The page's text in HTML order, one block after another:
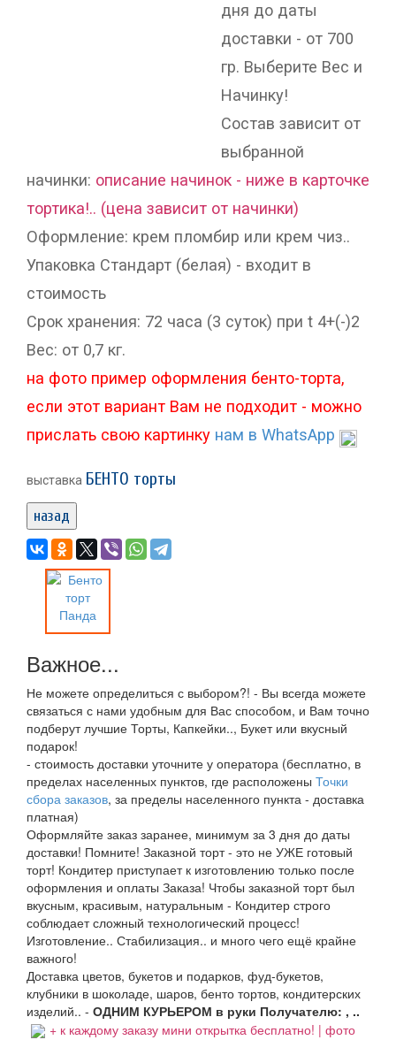
дня до даты
доставки - от 700
гр. Выберите Вес и
Начинку!
Состав зависит от
выбранной
начинки: описание начинок - ниже в карточке
тортика!.. (цена зависит от начинки)
Оформление: крем пломбир или крем чиз..
Упаковка Стандарт (белая) - входит в
стоимость
Срок хранения: 72 часа (3 суток) при t 4+(-)2
Вес: от 0,7 кг.
на фото пример оформления бенто-торта,
если этот вариант Вам не подходит - можно
прислать свою картинку нам в WhatsApp
выставка БЕНТО торты
назад
Важное...
Не можете определиться с выбором?! - Вы всегда можете
связаться с нами удобным для Вас способом, и Вам точно
подберут лучшие Торты, Капкейки.., Букет или вкусный
подарок!
- стоимость доставки уточните у оператора (бесплатно, в
пределах населенных пунктов, где расположены Точки
сбора заказов, за пределы населенного пункта - доставка
платная)
Оформляйте заказ заранее, минимум за 3 дня до даты
доставки! Помните! Заказной торт - это не УЖЕ готовый
торт! Кондитер приступает к изготовлению только после
оформления и оплаты Заказа! Чтобы заказной торт был
вкусным, красивым, натуральным - Кондитер строго
соблюдает сложный технологический процесс!
Изготовление.. Стабилизация.. и много чего ещё крайне
важного!
Доставка цветов, букетов и подарков, фуд-букетов,
клубники в шоколаде, шаров, бенто тортов, кондитерских
изделий.. - ОДНИМ КУРЬЕРОМ в руки Получателю: , ..
+ к каждому заказу мини открытка бесплатно! | фото